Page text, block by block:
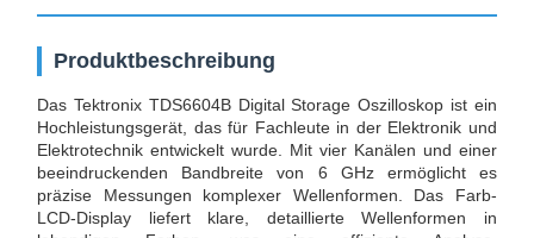
Produktbeschreibung
Das Tektronix TDS6604B Digital Storage Oszilloskop ist ein
Hochleistungsgerät, das für Fachleute in der Elektronik und
Elektrotechnik entwickelt wurde. Mit vier Kanälen und einer
beeindruckenden Bandbreite von 6 GHz ermöglicht es
präzise Messungen komplexer Wellenformen. Das Farb-
LCD-Display liefert klare, detaillierte Wellenformen in